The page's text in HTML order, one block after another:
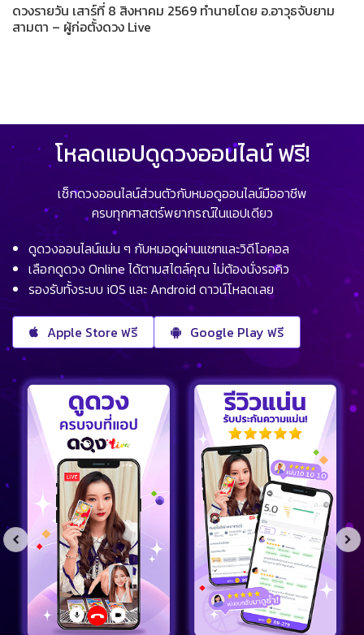
ดวงรายวัน เสาร์ที่ 8 สิงหาคม 2569 ทำนายโดย อ.อาวุธจับยาม
สามตา – ผู้ก่อตั้งดวง Live
โหลดแอปดูดวงออนไลน์ ฟรี!
เช็กดวงออนไลน์ส่วนตัวกับหมอดูออนไลน์มืออาชีพ
ครบทุกศาสตร์พยากรณ์ในแอปเดียว
ดูดวงออนไลน์แม่น ๆ กับหมอดูผ่านแชทและวิดีโอคอล
เลือกดูดวง Online ได้ตามสไตล์คุณ ไม่ต้องนั่งรอคิว
รองรับทั้งระบบ iOS และ Android ดาวน์โหลดเลย
Apple Store ฟรี Google Play ฟรี